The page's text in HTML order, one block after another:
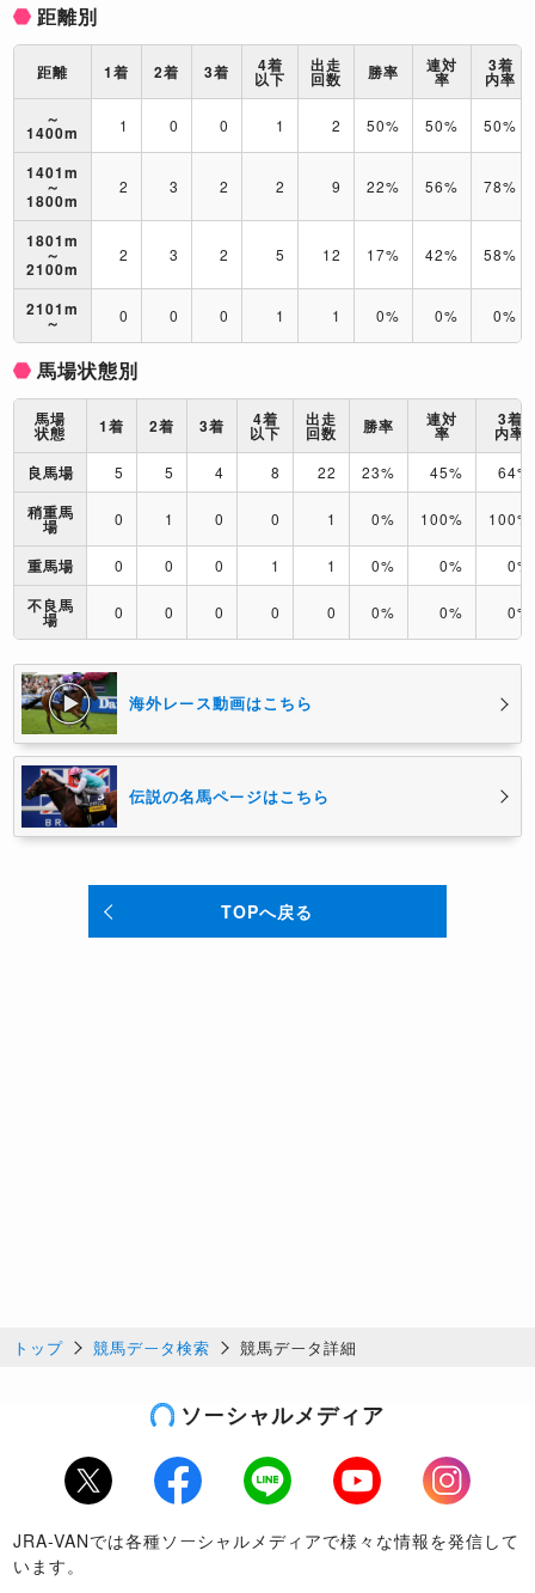
距離別
距離 1着 2着 3着 4着
以下
出走
回数 勝率 連対
率
3着
内率
～
1400m 1 0 0 1 2 50% 50% 50%
1401m
～
1800m
2 3 2 2 9 22% 56% 78%
1801m
～
2100m
2 3 2 5 12 17% 42% 58%
2101m
～ 0 0 0 1 1 0% 0% 0%
馬場状態別
馬場
状態 1着 2着 3着 4着
以下
出走
回数 勝率 連対
率
3着
内率
良馬場
5 5 4 8 22 23% 45% 64%
稍重馬
場 0 1 0 0 1 0% 100% 100%
重馬場 0 0 0 1 1 0% 0% 0%
不良馬
場 0 0 0 0 0 0% 0% 0%
海外レース動画はこちら
伝説の名馬ページはこちら
TOPへ戻る
トップ 競馬データ検索 競馬データ詳細
ソーシャルメディア
Twitter Facebook LINE Youtube
Instagram
JRA-VANでは各種ソーシャルメディアで様々な情報を発信して
います。